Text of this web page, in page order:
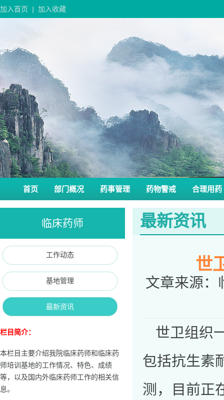
加入首页 | 加入收藏
首页 部门概况 药事管理 药物警戒 合理用药
临床药师
工作动态
基地管理
最新资讯
栏目简介：
本栏目主要介绍我院临床药师和临床药
师培训基地的工作情况、特色、成绩
等，以及国内外临床药师工作的相关信
息。
最新资讯
世
文章来源：
世卫组织
包括抗生素
测，目前正